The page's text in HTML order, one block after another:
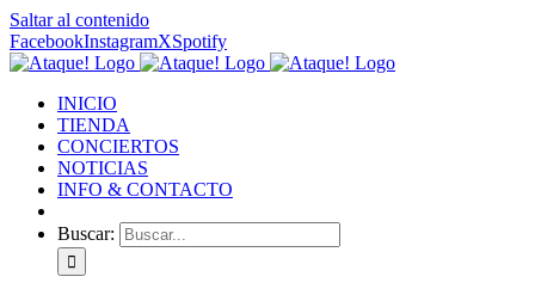
Saltar al contenido
FacebookInstagramXSpotify
INICIO
TIENDA
CONCIERTOS
NOTICIAS
INFO & CONTACTO
Buscar: